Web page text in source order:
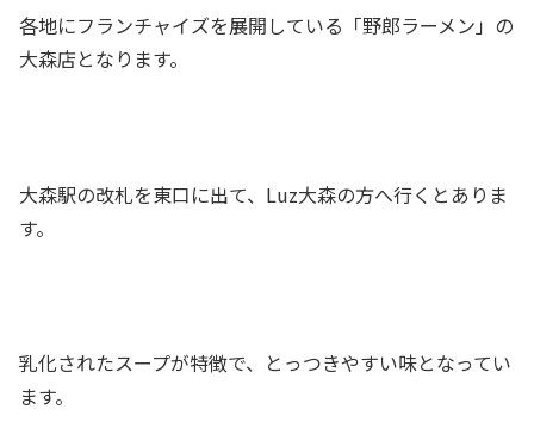
各地にフランチャイズを展開している「野郎ラーメン」の
大森店となります。
大森駅の改札を東口に出て、Luz大森の方へ行くとありま
す。
乳化されたスープが特徴で、とっつきやすい味となってい
ます。